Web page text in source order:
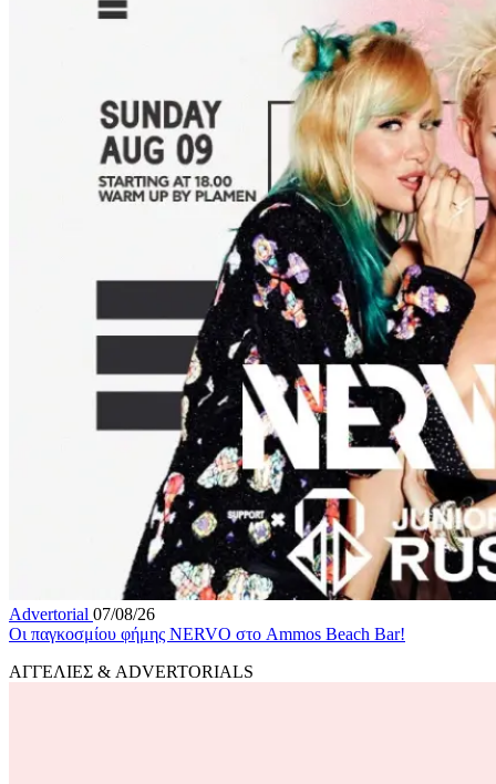
Advertorial 07/08/26
Οι παγκοσμίου φήμης NERVO στο Ammos Beach Bar!
ΑΓΓΕΛΙΕΣ & ADVERTORIALS